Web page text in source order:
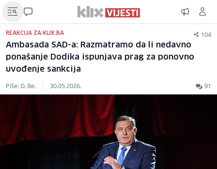
REAKCIJA ZA KLIX.BA 104
Ambasada SAD-a: Razmatramo da li nedavno
ponašanje Dodika ispunjava prag za ponovno
uvođenje sankcija
Piše: D. Be. | 30.05.2026. 91